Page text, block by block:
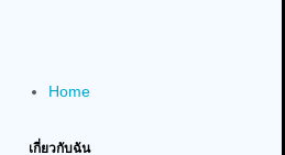
Home
เกี่ยวกับฉัน